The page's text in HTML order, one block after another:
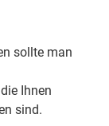
sollte man
Ihnen
sind.